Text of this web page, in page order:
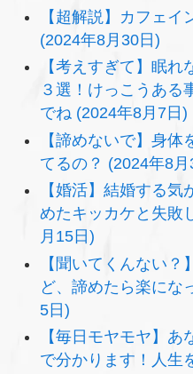
【超解説】カフェ
(2024年8月30日)
【考えすぎて】眠れ
３選！けっこうある
でね (2024年8月7日)
【諦めないで】身
てるの？ (2024年8月
【婚活】結婚する
めたキッカケと失
月15日)
【聞いてくんない
ど、諦めたら楽にな
5日)
【毎日モヤモヤ】
で分かります！人